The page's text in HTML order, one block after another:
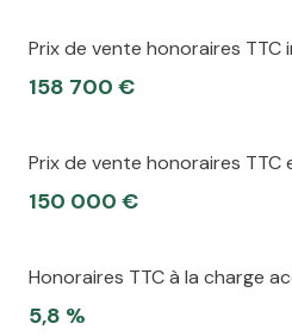
Prix de vente honoraires TTC
158 700 €
Prix de vente honoraires TTC
150 000 €
Honoraires TTC à la charge
5,8 %